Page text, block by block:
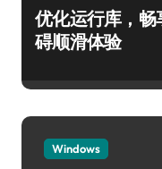
优化运行库，
碍顺滑体验
Windows